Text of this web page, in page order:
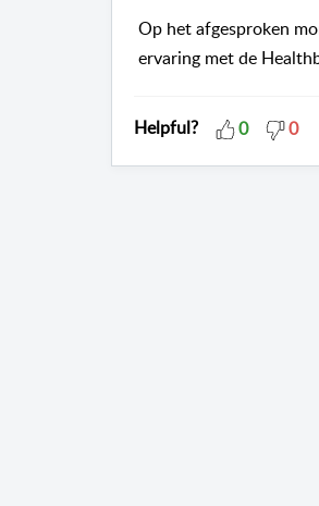
Op het afgesproken
ervaring met de
Helpful? 0 0